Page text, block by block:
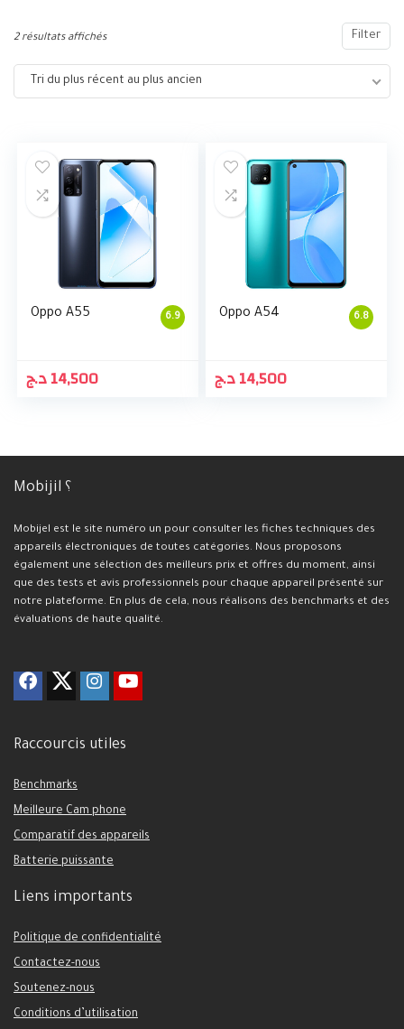
Filter
2 résultats affichés
Tri du plus récent au plus ancien
6.9
Oppo A55
14,500د.ج
6.8
Oppo A54
14,500د.ج
Mobijil ؟
Mobijel est le site numéro un pour consulter les fiches techniques des
appareils électroniques de toutes catégories. Nous proposons
également une sélection des meilleurs prix et offres du moment, ainsi
que des tests et avis professionnels pour chaque appareil présenté sur
notre plateforme. En plus de cela, nous réalisons des benchmarks et des
évaluations de haute qualité.
Raccourcis utiles
Benchmarks
Meilleure Cam phone
Comparatif des appareils
Batterie puissante
Liens importants
Politique de confidentialité
Contactez-nous
Soutenez-nous
Conditions d’utilisation